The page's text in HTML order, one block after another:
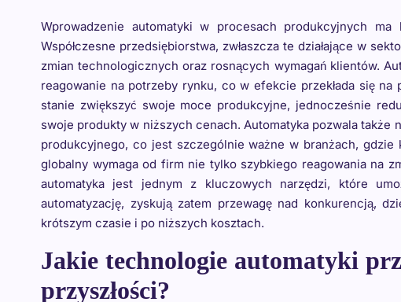
Wprowadzenie automatyki w procesach produkcyjnych
Współczesne przedsiębiorstwa, zwłaszcza te działające w
zmian technologicznych oraz rosnących wymagań klientów.
reagowanie na potrzeby rynku, co w efekcie przekłada się na
stanie zwiększyć swoje moce produkcyjne, jednocześnie
swoje produkty w niższych cenach. Automatyka pozwala także
produkcyjnego, co jest szczególnie ważne w branżach,
globalny wymaga od firm nie tylko szybkiego reagowania na
automatyka jest jednym z kluczowych narzędzi, które
automatyzację, zyskują zatem przewagę nad konkurencją,
krótszym czasie i po niższych kosztach.
Jakie technologie automatyki
przyszłości?